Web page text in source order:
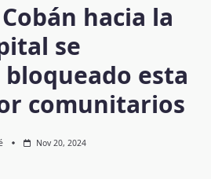
hacia la
se
esta
comunitarios
Nov 20, 2024